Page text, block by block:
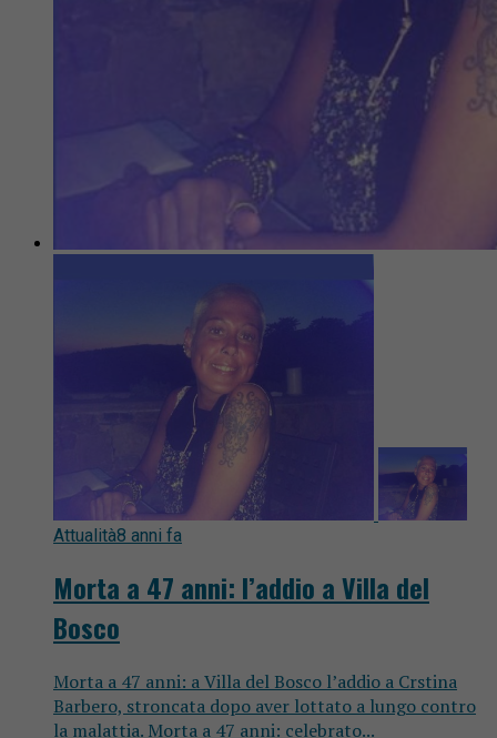
Attualità8 anni fa
Morta a 47 anni: l’addio a Villa del
Bosco
Morta a 47 anni: a Villa del Bosco l’addio a Crstina
Barbero, stroncata dopo aver lottato a lungo contro
la malattia. Morta a 47 anni: celebrato...